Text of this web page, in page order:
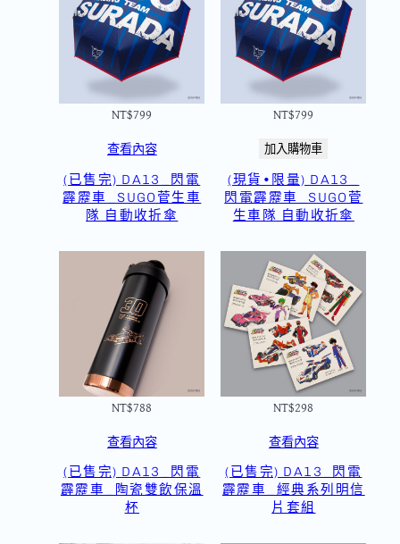
NT$799
查看內容
(已售完) DA13_閃電
霹靂車_SUGO菅生車
隊 自動收折傘
NT$799
加入購物車
(現貨•限量) DA13_
閃電霹靂車_SUGO菅
生車隊 自動收折傘
NT$788
查看內容
(已售完) DA13_閃電
霹靂車_陶瓷雙飲保溫
杯
NT$298
查看內容
(已售完) DA13_閃電
霹靂車_經典系列明信
片套組